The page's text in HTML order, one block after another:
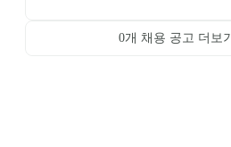
0개 채용 공고 더보기